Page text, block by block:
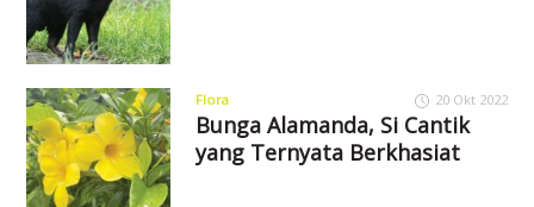
Flora 20 Okt 2022
Bunga Alamanda, Si Cantik
yang Ternyata Berkhasiat